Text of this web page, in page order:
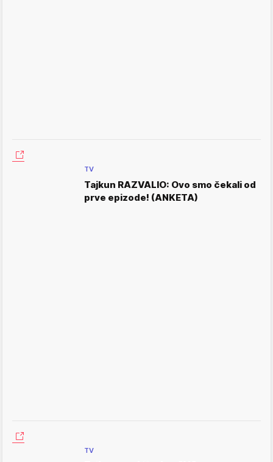
TV
Tajkun RAZVALIO: Ovo smo čekali od
prve epizode! (ANKETA)
TV